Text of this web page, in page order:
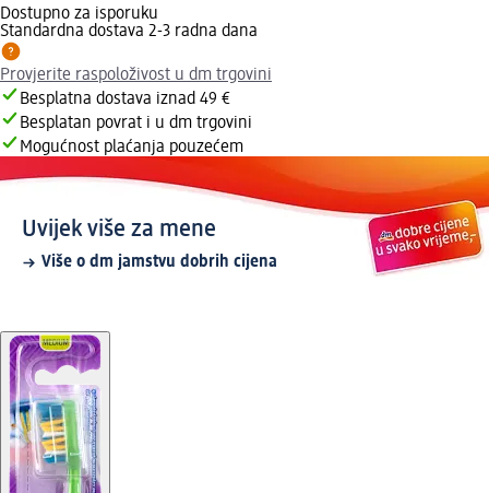
Dostupno za isporuku
Standardna dostava 2-3 radna dana
Provjerite raspoloživost u dm trgovini
Besplatna dostava iznad 49 €
Besplatan povrat i u dm trgovini
Mogućnost plaćanja pouzećem
Uvijek više za mene
Više o dm jamstvu dobrih cijena